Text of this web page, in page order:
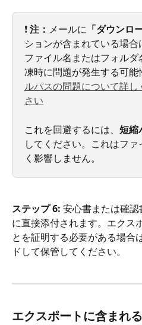
❗ 注： メールに 「ダウンロ
ションが含まれている場
ファイル名またはフォル
凍時に問題が発生する可能
ルパスの問題について詳
さい
これを回避するには、 短縮
してください。これはフ
く影響しません。
ステップ 6: 安心書または確
に直接添付されます。エクス
とを証明する必要がある場合
ドして保管してください。
エクスポートに含まれ